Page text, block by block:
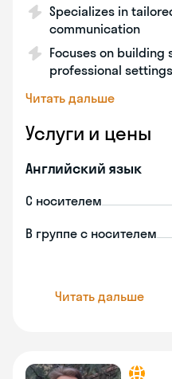
Specializes in
communication
Focuses on
professional settings
Читать дальше
Услуги и цены
Английский язык
С носителем
В группе с носителем
Читать дальше